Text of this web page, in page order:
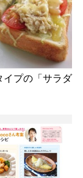
プの「サラダ